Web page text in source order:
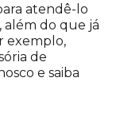
atendê-lo
além do que já
exemplo,
de
e saiba